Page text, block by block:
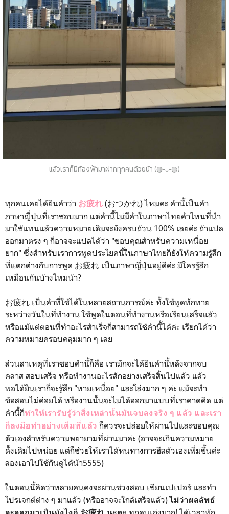
แล้วเราก็มีท้องฟ้ามาฝากทุกคนด้วยน้า (◍•ᴗ•◍)
ทุกคนเคยได้ยินคำว่า お疲れ (おつかれ) ไหมคะ คำนี้เป็นคำ
ภาษาญี่ปุ่นที่เราชอบมาก แต่คำนี้ไม่มีคำในภาษาไทยคำไหนที่นำ
มาใช้แทนแล้วความหมายเดิมจะยังครบถ้วน 100% เลยค่ะ ถ้าแปล
ออกมาตรง ๆ ก็อาจจะแปลได้ว่า "ขอบคุณสำหรับความเหนื่อย
ยาก" ซึ่งสำหรับเราการพูดประโยคนี้ในภาษาไทยก็ยังให้ความรู้สึก
ที่แตกต่างกับการพูด お疲れ เป็นภาษาญี่ปุ่นอยู่ดีค่ะ มีใครรู้สึก
เหมือนกันบ้างไหมน้า?
お疲れ เป็นคำที่ใช้ได้ในหลายสถานการณ์ค่ะ ทั้งใช้พูดทักทาย
ระหว่างวันในที่ทำงาน ใช้พูดในตอนที่ทำงานหรือเรียนเสร็จแล้ว
หรือแม้แต่ตอนที่ทำอะไรสำเร็จก็สามารถใช้คำนี้ได้ค่ะ เรียกได้ว่า
ความหมายครอบคลุมมาก ๆ เลย
ส่วนสาเหตุที่เราชอบคำนี้ก็คือ เรามักจะได้ยินคำนี้หลังจากจบ
คลาส สอบเสร็จ หรือทำงานอะไรสักอย่างเสร็จสิ้นไปแล้ว แล้ว
พอได้ยินเราก็จะรู้สึก "หายเหนื่อย" และโล่งมาก ๆ ค่ะ แม้จะทำ
ข้อสอบไม่ค่อยได้ หรืองานนั้นจะไม่ได้ออกมาแบบที่เราคาดคิด แต่
คำนี้ก็ทำให้เรารับรู้ว่าสิ่งเหล่านั้นมันจบลงจริง ๆ แล้ว และเรา
ก็ลงมือทำอย่างเต็มที่แล้ว ก็ควรจะปล่อยให้ผ่านไปและขอบคุณ
ตัวเองสำหรับความพยายามที่ผ่านมาค่ะ (อาจจะเกินความหมาย
ดั้งเดิมไปหน่อย แต่ก็ช่วยให้เราได้หนทางการฮีลตัวเองเพิ่มขึ้นค่ะ
ลองเอาไปใช้กันดูได้น้า5555)
ในตอนนี้คิดว่าหลายคนคงจะผ่านช่วงสอบ เขียนเปเปอร์ และทำ
โปรเจกต์ต่าง ๆ มาแล้ว (หรืออาจจะใกล้เสร็จแล้ว)ไม่ว่าผลลัพธ์